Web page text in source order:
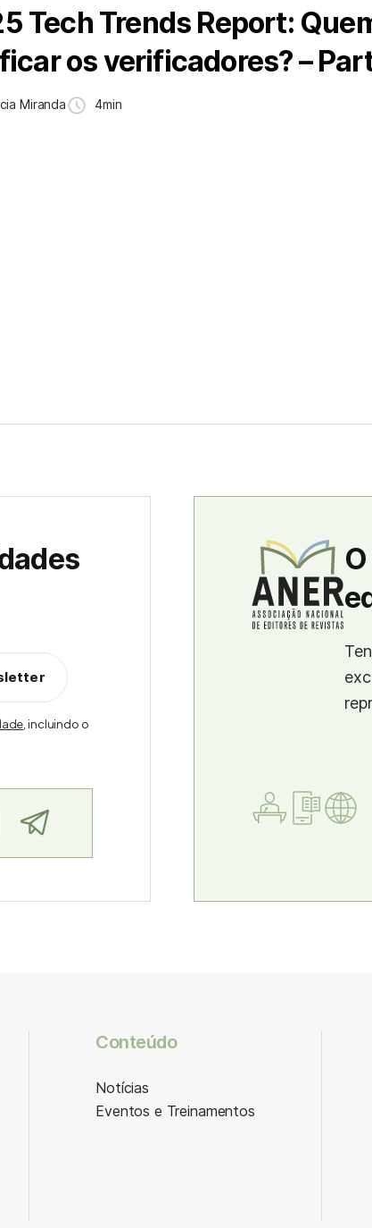
Tech Trends Report:
os verificadores? –
Miranda 4min
, incluindo o
Conteúdo
Notícias
Eventos e Treinamentos